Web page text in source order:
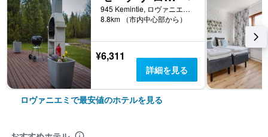
945 Kemintie, ロヴァニエミ, ラップランド, フィンランド
8.8km （市内中心部から）
¥6,311
詳細を見る
ロヴァニエミで最安値のホテルを見る